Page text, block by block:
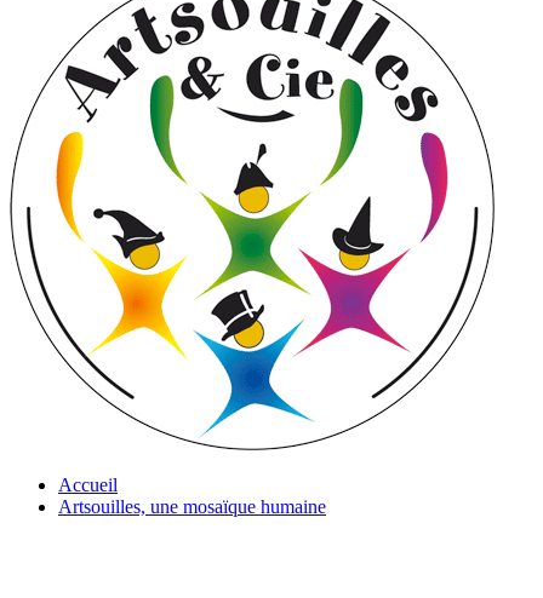
Accueil
Artsouilles, une mosaïque humaine